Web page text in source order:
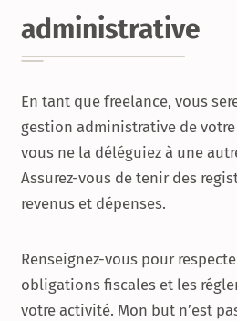
administrative
En tant que freelance, vous
gestion administrative de
vous ne la déléguiez à une
Assurez-vous de tenir des
revenus et dépenses.
Renseignez-vous pour
obligations fiscales et les
votre activité. Mon but n’est